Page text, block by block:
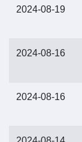
2024-08-19
2024-08-16
2024-08-16